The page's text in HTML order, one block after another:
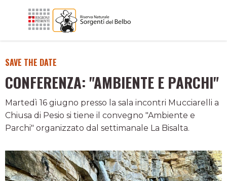
SAVE THE DATE
CONFERENZA: "AMBIENTE E PARCHI"
Martedì 16 giugno presso la sala incontri Mucciarelli a
Chiusa di Pesio si tiene il convegno "Ambiente e
Parchi" organizzato dal settimanale La Bisalta.